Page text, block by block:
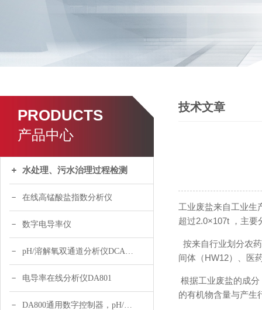
PRODUCTS
产品中心
水处理、污水治理过程检测
在线高锰酸盐指数分析仪
数字电导率仪
pH/溶解氧双通道分析仪DCA120
电导率在线分析仪DA801
DA800通用数字控制器，pH/DO/ORP多参数
技术文章
工业废盐来自工业生
超过2.0×107t ，主
按来自行业划分农
间体（HW12）、医
根据工业废盐的成
的有机物含量与产生